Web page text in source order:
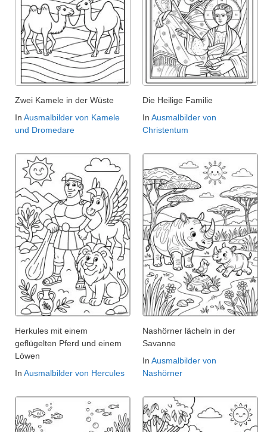
Zwei Kamele in der Wüste
In Ausmalbilder von Kamele
und Dromedare
Die Heilige Familie
In Ausmalbilder von
Christentum
Herkules mit einem
geflügelten Pferd und einem
Löwen
In Ausmalbilder von Hercules
Nashörner lächeln in der
Savanne
In Ausmalbilder von
Nashörner